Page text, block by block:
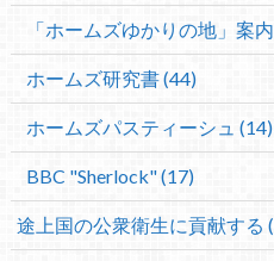
「ホームズゆかりの地」案
ホームズ研究書 (44)
ホームズパスティーシュ (14)
BBC "Sherlock" (17)
途上国の公衆衛生に貢献する